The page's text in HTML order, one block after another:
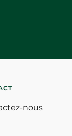
nous